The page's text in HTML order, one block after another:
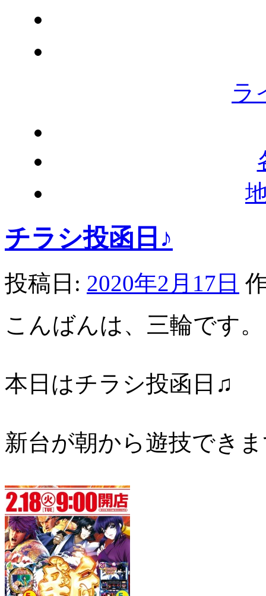
ラ
チラシ投函日♪
投稿日: 2020年2月17日
こんばんは、三輪です。
本日はチラシ投函日♫
新台が朝から遊技でき